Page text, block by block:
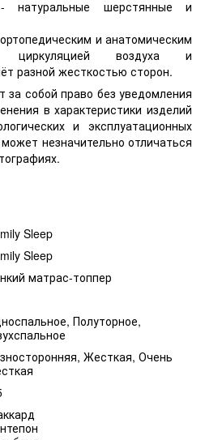
натуральные шерстянные и
и анатомическим
циркуляцией воздуха и
разной жесткостью сторон.
за собой право без уведомления
в характеристики изделий
и эксплуатационных
незначительно отличаться
Sleep
Sleep
матрас-топпер
Полуторное,
Жесткая, Очень